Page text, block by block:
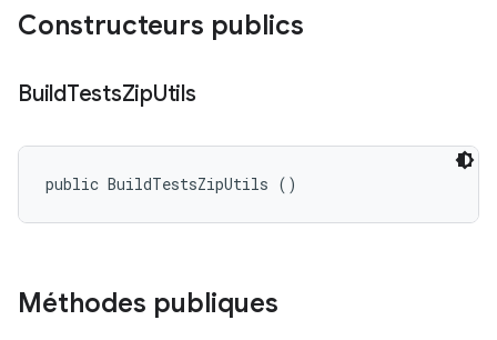
Constructeurs publics
BuildTestsZipUtils
public BuildTestsZipUtils ()
Méthodes publiques